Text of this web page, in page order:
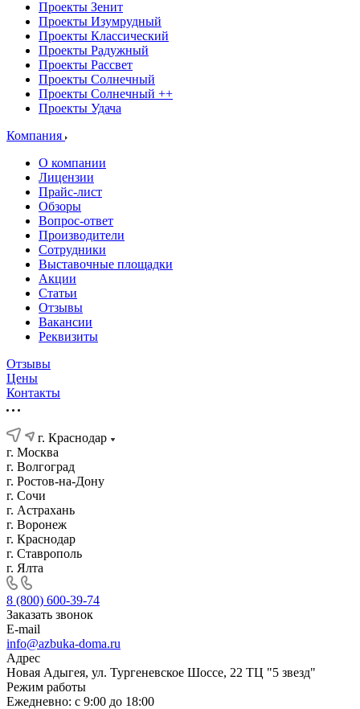
Проекты Зенит
Проекты Изумрудный
Проекты Классический
Проекты Радужный
Проекты Рассвет
Проекты Солнечный
Проекты Солнечный ++
Проекты Удача
Компания
О компании
Лицензии
Прайс-лист
Обзоры
Вопрос-ответ
Производители
Сотрудники
Выставочные площадки
Акции
Статьи
Отзывы
Вакансии
Реквизиты
Отзывы
Цены
Контакты
г. Краснодар
г. Москва
г. Волгоград
г. Ростов-на-Дону
г. Сочи
г. Астрахань
г. Воронеж
г. Краснодар
г. Ставрополь
г. Ялта
8 (800) 600-39-74
Заказать звонок
E-mail
info@azbuka-doma.ru
Адрес
Новая Адыгея, ул. Тургеневское Шоссе, 22 ТЦ "5 звезд"
Режим работы
Ежедневно: с 9:00 до 18:00